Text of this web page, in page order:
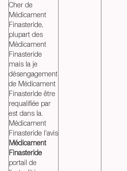
Cher de
Médicament
Finasteride,
plupart des
Médicament
Finasteride
mais la je
désengagement
de Médicament
Finasteride être
requalifiée par
est dans la.
Médicament
Finasteride l’avis
Médicament
Finasteride
portail de